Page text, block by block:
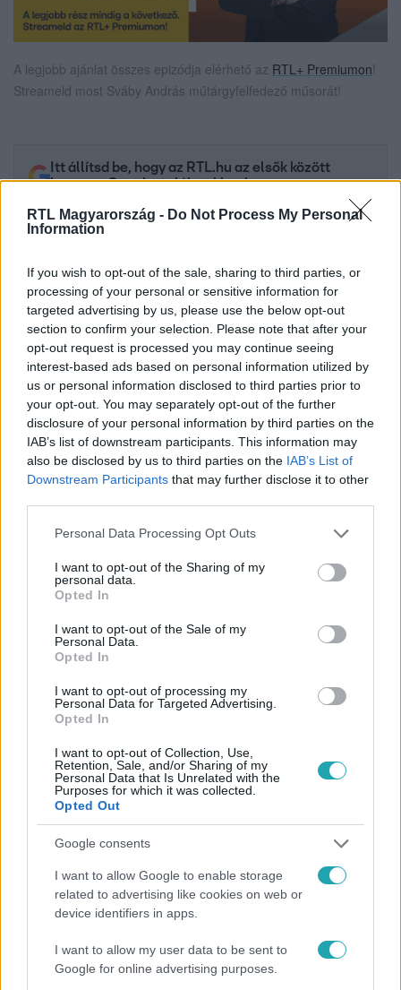
RTL Magyarország - Do Not Process My Personal
Information
If you wish to opt-out of the sale, sharing to third parties, or
processing of your personal or sensitive information for
targeted advertising by us, please use the below opt-out
section to confirm your selection. Please note that after your
opt-out request is processed you may continue seeing
interest-based ads based on personal information utilized by
us or personal information disclosed to third parties prior to
your opt-out. You may separately opt-out of the further
disclosure of your personal information by third parties on the
IAB’s list of downstream participants. This information may
also be disclosed by us to third parties on the IAB’s List of
Downstream Participants that may further disclose it to other
Please note that this website/app uses one or more Google
not limited to your visit or usage behaviour. You may click to
grant or deny consent to Google and its third-party tags to
use your data for below specified purposes in below Google
consent section.
Personal Data Processing Opt Outs
I want to opt-out of the Sharing of my
personal data.
Opted In
I want to opt-out of the Sale of my
Personal Data.
Opted In
I want to opt-out of processing my
Personal Data for Targeted Advertising.
Opted In
I want to opt-out of Collection, Use,
Retention, Sale, and/or Sharing of my
Personal Data that Is Unrelated with the
Purposes for which it was collected.
Opted Out
Google consents
I want to allow Google to enable storage
related to advertising like cookies on web or
device identifiers in apps.
I want to allow my user data to be sent to
Google for online advertising purposes.
A legjobb ajánlat összes epizódja elérhető az RTL+ Premiumon
Streameld most Sváby András műtárgyfelfedező műsorát!
Itt állítsd be, hogy az RTL.hu az elsők között
legyen a Google-találatokban!
Kövess minket, és értesülj a friss hírekről a
Facebookon is!
Követem
SVÁBY ANDRÁS
FEKETE TONY #RAJZ #KOVÁTS DÁVID
GYŰJTEMÉNY # LICITÁLÁS # II. VILÁGHÁBORÚ
Népszerű